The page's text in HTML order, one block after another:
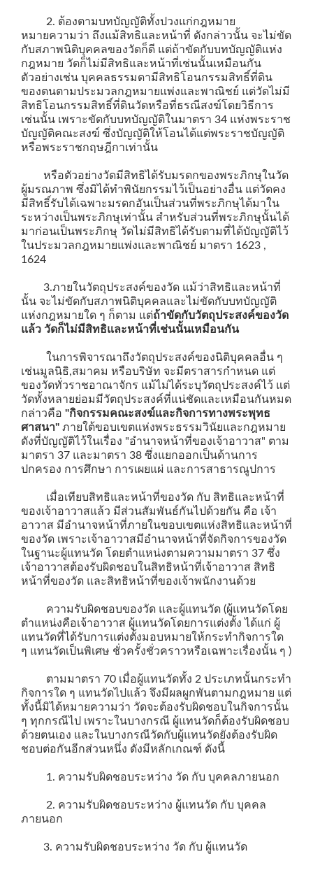
2. ต้องตามบทบัญญัติทั้งปวงแก่กฎหมาย
หมายความว่า ถึงแม้สิทธิและหน้าที่ ดังกล่าวนั้น จะไม่ขัด
กับสภาพนิติบุคคลของวัดก็ดี แต่ถ้าขัดกับบทบัญญัติแห่ง
กฎหมาย วัดก็ไม่มีสิทธิและหน้าที่เช่นนั้นเหมือนกัน
ตัวอย่างเช่น บุคคลธรรมดามีสิทธิโอนกรรมสิทธิ์ที่ดิน
ของตนตามประมวลกฎหมายแพ่งและพาณิชย์ แต่วัดไม่มี
สิทธิโอนกรรมสิทธิ์ที่ดินวัดหรือที่ธรณีสงฆ์โดยวิธีการ
เช่นนั้น เพราะขัดกับบทบัญญัติในมาตรา 34 แห่งพระราช
บัญญัติคณะสงฆ์ ซึ่งบัญญัติให้โอนได้แต่พระราชบัญญัติ
หรือพระราชกฤษฎีกาเท่านั้น
หรือตัวอย่างวัดมีสิทธิได้รับมรดกของพระภิกษุในวัด
ผู้มรณภาพ ซึ่งมิได้ทำพินัยกรรมไว้เป็นอย่างอื่น แต่วัดคง
มีสิทธิ์รับได้เฉพาะมรดกอันเป็นส่วนที่พระภิกษุได้มาใน
ระหว่างเป็นพระภิกษุเท่านั้น สำหรับส่วนที่พระภิกษุนั้นได้
มาก่อนเป็นพระภิกษุ วัดไม่มีสิทธิได้รับตามที่ได้บัญญัติไว้
ในประมวลกฎหมายแพ่งและพาณิชย์ มาตรา 1623 ,
1624
3.ภายในวัตถุประสงค์ของวัด แม้ว่าสิทธิและหน้าที่
นั้น จะไม่ขัดกับสภาพนิติบุคคลและไม่ขัดกับบทบัญญัติ
แห่งกฎหมายใด ๆ ก็ตาม แต่ถ้าขัดกับวัตถุประสงค์ของวัด
แล้ว วัดก็ไม่มีสิทธิและหน้าที่เช่นนั้นเหมือนกัน
ในการพิจารณาถึงวัตถุประสงค์ของนิติบุคคลอื่น ๆ
เช่นมูลนิธิ,สมาคม หรือบริษัท จะมีตราสารกำหนด แต่
ของวัดทั่วราชอาณาจักร แม้ไม่ได้ระบุวัตถุประสงค์ไว้ แต่
วัดทั้งหลายย่อมมีวัตถุประสงค์ที่แน่ชัดและเหมือนกันหมด
กล่าวคือ "กิจกรรมคณะสงฆ์และกิจการทางพระพุทธ
ศาสนา" ภายใต้ขอบเขตแห่งพระธรรมวินัยและกฎหมาย
ดังที่บัญญัติไว้ในเรื่อง "อำนาจหน้าที่ของเจ้าอาวาส" ตาม
มาตรา 37 และมาตรา 38 ซึ่งแยกออกเป็นด้านการ
ปกครอง การศึกษา การเผยแผ่ และการสาธารณูปการ
เมื่อเทียบสิทธิและหน้าที่ของวัด กับ สิทธิและหน้าที่
ของเจ้าอาวาสแล้ว มีส่วนสัมพันธ์กันไปด้วยกัน คือ เจ้า
อาวาส มีอำนาจหน้าที่ภายในขอบเขตแห่งสิทธิและหน้าที่
ของวัด เพราะเจ้าอาวาสมีอำนาจหน้าที่จัดกิจการของวัด
ในฐานะผู้แทนวัด โดยตำแหน่งตามความมาตรา 37 ซึ่ง
เจ้าอาวาสต้องรับผิดชอบในสิทธิหน้าที่เจ้าอาวาส สิทธิ
หน้าที่ของวัด และสิทธิหน้าที่ของเจ้าพนักงานด้วย
ความรับผิดชอบของวัด และผู้แทนวัด (ผู้แทนวัดโดย
ตำแหน่งคือเจ้าอาวาส ผู้แทนวัดโดยการแต่งตั้ง ได้แก่ ผู้
แทนวัดที่ได้รับการแต่งตั้งมอบหมายให้กระทำกิจการใด
ๆ แทนวัดเป็นพิเศษ ชั่วครั้งชั่วคราวหรือเฉพาะเรื่องนั้น ๆ )
ตามมาตรา 70 เมื่อผู้แทนวัดทั้ง 2 ประเภทนั้นกระทำ
กิจการใด ๆ แทนวัดไปแล้ว จึงมีผลผูกพันตามกฎหมาย แต่
ทั้งนี้มิได้หมายความว่า วัดจะต้องรับผิดชอบในกิจการนั้น
ๆ ทุกกรณีไป เพราะในบางกรณี ผู้แทนวัดก็ต้องรับผิดชอบ
ด้วยตนเอง และในบางกรณีวัดกับผู้แทนวัดยังต้องรับผิด
ชอบต่อกันอีกส่วนหนึ่ง ดังมีหลักเกณฑ์ ดังนี้
1. ความรับผิดชอบระหว่าง วัด กับ บุคคลภายนอก
2. ความรับผิดชอบระหว่าง ผู้แทนวัด กับ บุคคล
ภายนอก
3. ความรับผิดชอบระหว่าง วัด กับ ผู้แทนวัด